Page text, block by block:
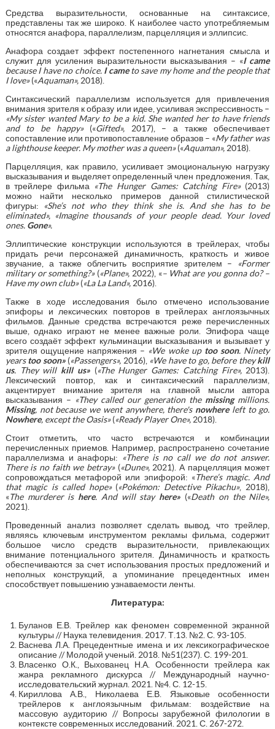
Средства выразительности, основанные на синтаксисе,
представлены так же широко. К наиболее часто употребляемым
относятся анафора, параллелизм, парцелляция и эллипсис.
Анафора создает эффект постепенного нагнетания смысла и
служит для усиления выразительности высказывания – «I came
because I have no choice. I cameto save my home and the people that
I love»(«Aquaman», 2018).
Синтаксический параллелизм используется для привлечения
внимания зрителя к образу или идее, усиливая экспрессивность –
«My sister wanted Mary to be a kid. She wanted her to have friends
and to be happy»(«Gifted», 2017), – а также обеспечивает
сопоставление или противопоставление образов – «My father was
a lighthouse keeper. My mother was a queen»(«Aquaman», 2018).
Парцелляция, как правило, усиливает эмоциональную нагрузку
высказывания и выделяет определенный член предложения. Так,
в трейлере фильма «The Hunger Games: Catching Fire»(2013)
можно найти несколько примеров данной стилистической
фигуры:
«She’s not who they think she is. And she has to be
eliminated», «Imagine thousands of your people dead. Your loved
ones. Gone».
Эллиптические конструкции используются в трейлерах, чтобы
придать речи персонажей динамичность, краткость и живое
звучание, а также облегчить восприятие зрителем –
«Former
military or something?»(«Plane», 2022), «– What are you gonna do? –
Have my own club»(«La La Land»,2016).
Также в ходе исследования было отмечено использование
эпифоры и лексических повторов в трейлерах англоязычных
фильмов. Данные средства встречаются реже перечисленных
выше, однако играют не менее важные роли. Эпифора чаще
всего создаёт эффект кульминации высказывания и вызывает у
зрителя ощущение напряжения – «We woke up too soon. Ninety
yearstoo soon»(«Passengers», 2016), «We have to go, before theykill
us. They will kill us»(«The Hunger Games: Catching Fire», 2013).
Лексический повтор, как и синтаксический параллелизм,
акцентирует внимание зрителя на главной мысли автора
высказывания – «They called our generation the missingmillions.
Missing, not because we went anywhere, there's nowhereleft to go.
Nowhere, except the Oasis»(«Ready Player One», 2018).
Стоит отметить, что часто встречаются и комбинации
перечисленных приемов. Например, распространено сочетание
параллелизма и анафоры:
«There is no call we do not answer.
There is no faith we betray»(«Dune»,2021). А парцелляция может
сопровождаться метафорой или эпифорой: «There’s magic. And
that magic is called hope»(«Pokémon: Detective Pikachu», 2018),
«The murderer is here. And will stay here» («Death on the Nile»,
2021).
Проведенный анализ позволяет сделать вывод, что трейлер,
являясь ключевым инструментом рекламы фильма, содержит
большое число средств выразительности, привлекающих
внимание потенциального зрителя. Динамичность и краткость
обеспечиваются за счет использования простых предложений и
неполных конструкций, а упоминание прецедентных имен
способствует повышению узнаваемости ленты.
Литература:
Буланов Е.В. Трейлер как феномен современной экранной
культуры // Наука телевидения. 2017. Т.13. №2. С. 93-105.
Васнева Л.А. Прецедентные имена и их лексикографическое
описание // Молодой ученый. 2018. №51(237). С. 199-201.
Власенко О.К., Выхованец Н.А. Особенности трейлера как
жанра рекламного дискурса // Международный научно-
исследовательский журнал. 2021. №4. С. 12-15.
Кириллова А.В., Николаева Е.В. Языковые особенности
трейлеров к англоязычным фильмам: воздействие на
массовую аудиторию // Вопросы зарубежной филологии в
контексте современных исследований. 2021. С. 267-272.